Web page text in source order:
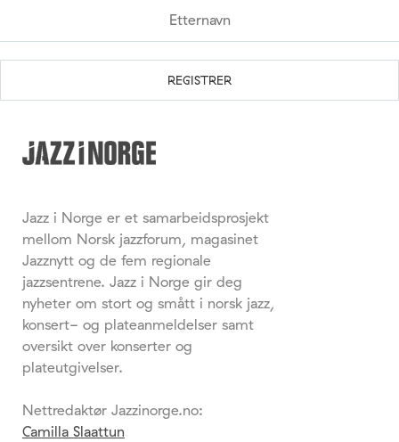
Jazz i Norge er et samarbeidsprosjekt
mellom Norsk jazzforum, magasinet
Jazznytt og de fem regionale
jazzsentrene. Jazz i Norge gir deg
nyheter om stort og smått i norsk jazz,
konsert- og plateanmeldelser samt
oversikt over konserter og
plateutgivelser.
Nettredaktør Jazzinorge.no:
Camilla Slaattun